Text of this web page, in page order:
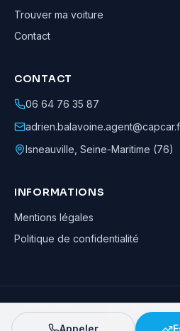
Trouver ma voiture
Contact
CONTACT
06 64 76 35 87
Isneauville Seine-Maritime (76)
INFORMATIONS
Mentions légales
Politique de confidentialité
Adrien Balavoine—Agent automobile
· Tous droits
Appeler